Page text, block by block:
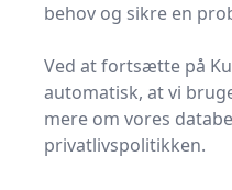
Husholdning
Solcremer
behov og sikre en
Ved at fortsætte på
automatisk, at vi
mere om vores
privatlivspolitikken.